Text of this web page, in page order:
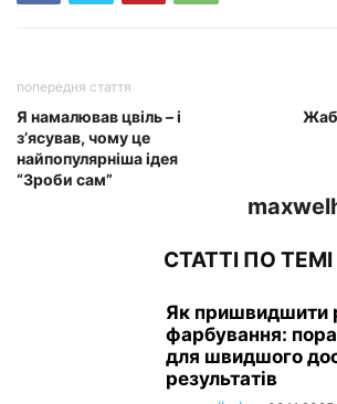
попередня стаття
Я намалював цвіль – і
з’ясував, чому це
найпопулярніша ідея
“Зроби сам”
СТАТТІ ПО ТЕМІ
Як пришвидшити
фарбування:
для швидшого
результатів